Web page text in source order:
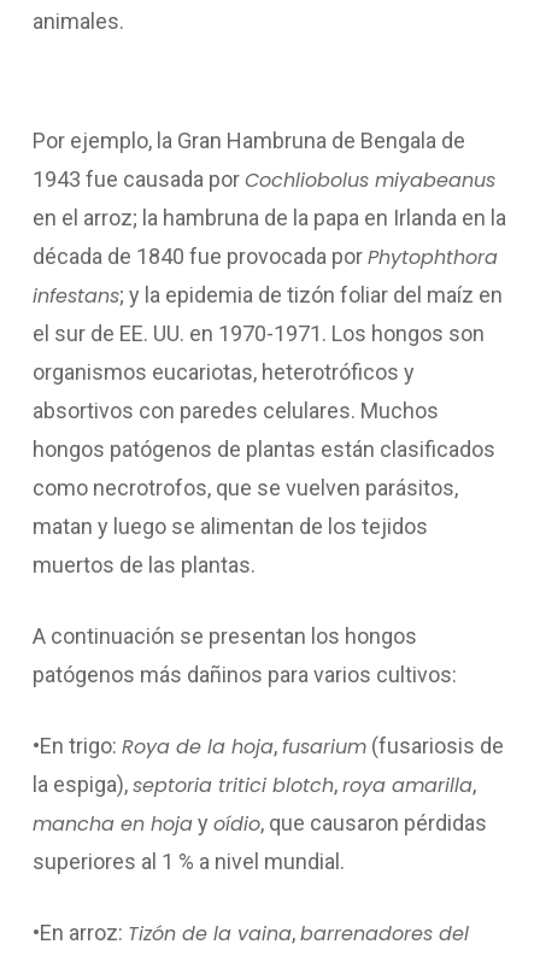
animales.
Por ejemplo, la Gran Hambruna de Bengala de
1943 fue causada porCochliobolus miyabeanus
en el arroz; la hambruna de la papa en Irlanda en la
década de 1840 fue provocada porPhytophthora
infestans; y la epidemia de tizón foliar del maíz en
el sur de EE. UU. en 1970-1971. Los hongos son
organismos eucariotas, heterotróficos y
absortivos con paredes celulares. Muchos
hongos patógenos de plantas están clasificados
como necrotrofos, que se vuelven parásitos,
matan y luego se alimentan de los tejidos
muertos de las plantas.
A continuación se presentan los hongos
patógenos más dañinos para varios cultivos:
•En trigo:Roya de la hoja,fusarium (fusariosis de
la espiga),septoria tritici blotch,roya amarilla,
mancha en hojayoídio, que causaron pérdidas
superiores al 1 % a nivel mundial.
•En arroz: Tizón de la vaina,barrenadores del